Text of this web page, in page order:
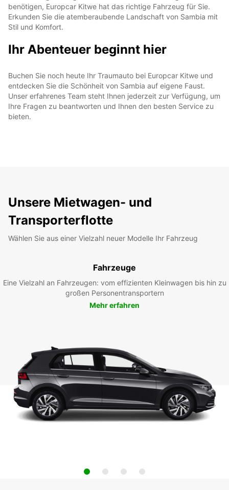
benötigen, Europcar Kitwe hat das richtige Fahrzeug für Sie.
Erkunden Sie die atemberaubende Landschaft von Sambia mit
Stil und Komfort.
Ihr Abenteuer beginnt hier
Buchen Sie noch heute Ihr Traumauto bei Europcar Kitwe und
entdecken Sie die Schönheit von Sambia auf eigene Faust.
Unser erfahrenes Team steht Ihnen jederzeit zur Verfügung, um
Ihre Fragen zu beantworten und Ihnen den besten Service zu
bieten.
Unsere Mietwagen- und
Transporterflotte
Wählen Sie aus einer Vielzahl neuer Modelle Ihr Fahrzeug
Fahrzeuge
Eine Vielzahl an Fahrzeugen: vom effizienten Kleinwagen bis hin zu
großen Personentransportern
Mehr erfahren